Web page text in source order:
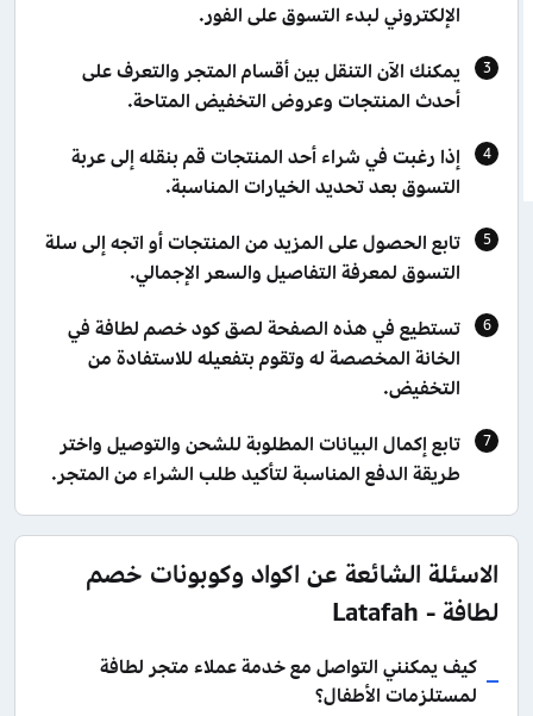
الإلكتروني لبدء التسوق على الفور.
يمكنك الآن التنقل بين أقسام المتجر والتعرف على
أحدث المنتجات وعروض التخفيض المتاحة.
إذا رغبت في شراء أحد المنتجات قم بنقله إلى عربة
التسوق بعد تحديد الخيارات المناسبة.
تابع الحصول على المزيد من المنتجات أو اتجه إلى سلة
التسوق لمعرفة التفاصيل والسعر الإجمالي.
تستطيع في هذه الصفحة لصق كود خصم لطافة في
الخانة المخصصة له وتقوم بتفعيله للاستفادة من
التخفيض.
تابع إكمال البيانات المطلوبة للشحن والتوصيل واختر
طريقة الدفع المناسبة لتأكيد طلب الشراء من المتجر.
الاسئلة الشائعة عن اكواد وكوبونات خصم
لطافة - Latafah
كيف يمكنني التواصل مع خدمة عملاء متجر لطافة
لمستلزمات الأطفال؟